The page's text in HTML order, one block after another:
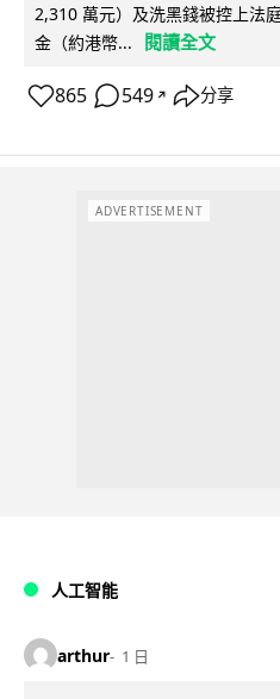
2,310 萬元）及洗黑錢被控上法
金（約港幣...
閱讀全文
865 549 ↗ 分享
ADVERTISEMENT
人工智能
arthur 1 日